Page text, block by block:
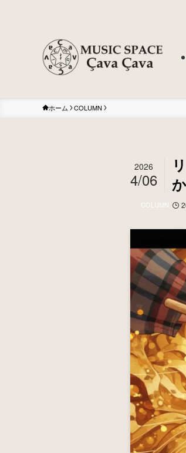
ホーム COLUMN
2026
4/06
COLUMN